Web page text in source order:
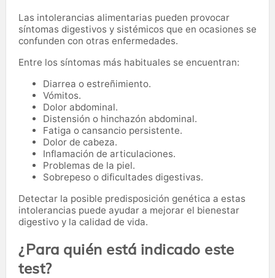
Las intolerancias alimentarias pueden provocar
síntomas digestivos y sistémicos que en ocasiones se
confunden con otras enfermedades.
Entre los síntomas más habituales se encuentran:
Diarrea o estreñimiento.
Vómitos.
Dolor abdominal.
Distensión o hinchazón abdominal.
Fatiga o cansancio persistente.
Dolor de cabeza.
Inflamación de articulaciones.
Problemas de la piel.
Sobrepeso o dificultades digestivas.
Detectar la posible predisposición genética a estas
intolerancias puede ayudar a mejorar el bienestar
digestivo y la calidad de vida.
¿Para quién está indicado este
test?